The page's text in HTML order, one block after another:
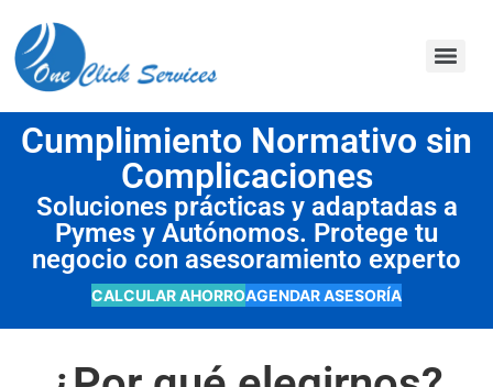
Cumplimiento Normativo sin
Complicaciones
Soluciones prácticas y adaptadas a
Pymes y Autónomos. Protege tu
negocio con asesoramiento experto
CALCULAR AHORROAGENDAR ASESORÍA